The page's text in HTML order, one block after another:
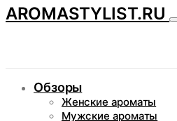
AROMASTYLIST.RU
Обзоры
Женские ароматы
Мужские ароматы